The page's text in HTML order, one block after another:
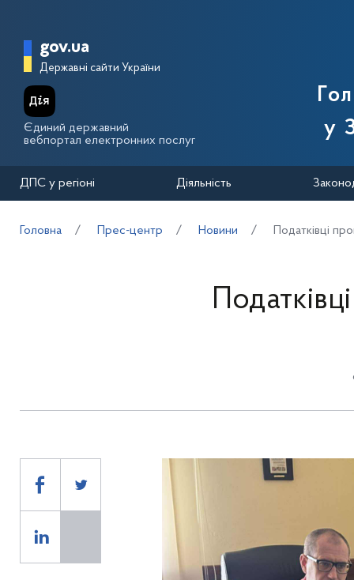
Головна сторінка Державної
gov.ua
Державні сайти України
Єдиний державний
вебпортал електронних послуг
у
ДПС у регіоні Діяльність
Головна Прес-центр Новини Податківці